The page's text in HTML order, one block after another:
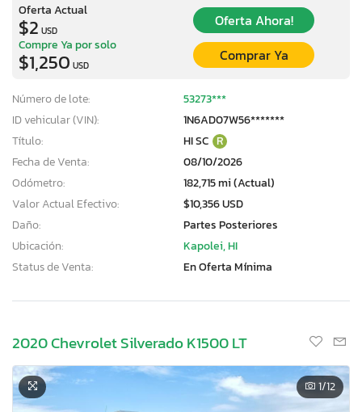
Oferta Actual
$2 USD
Oferta Ahora!
Compre Ya por solo
$1,250 USD
Comprar Ya
Número de lote:
53273***
ID vehicular (VIN):
1N6AD07W56*******
Título:
HI SC R
Fecha de Venta:
08/10/2026
Odómetro:
182,715 mi (Actual)
Valor Actual Efectivo:
$10,356 USD
Daño:
Partes Posteriores
Ubicación:
Kapolei, HI
Status de Venta:
En Oferta Mínima
2020 Chevrolet Silverado K1500 LT
1/12